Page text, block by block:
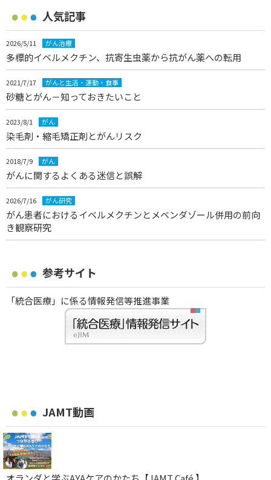
人気記事
2026/5/11 がん治療
多標的イベルメクチン、抗寄生虫薬から抗がん薬への転用
2021/7/17 がんと生活・運動・食事
砂糖とがん－知っておきたいこと
2023/8/1 がん
染毛剤・縮毛矯正剤とがんリスク
2018/7/9 がん
がんに関するよくある迷信と誤解
2026/7/16 がん研究
がん患者におけるイベルメクチンとメベンダゾール併用の前向
き観察研究
参考サイト
「統合医療」に係る情報発信等推進事業
JAMT動画